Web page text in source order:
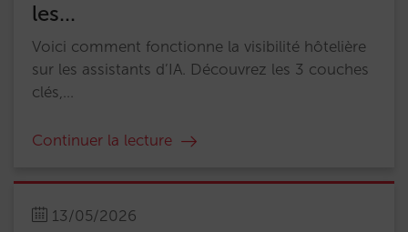
les...
Voici comment fonctionne la visibilité hôtelière
sur les assistants d’IA. Découvrez les 3 couches
clés,...
Continuer la lecture
13/05/2026